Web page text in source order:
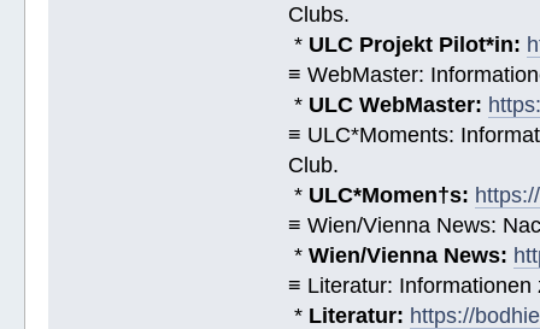
Clubs.
* ULC Projekt Pilot*in:
≡ WebMaster:
* ULC WebMaster:
≡ ULC*Moments:
Club.
* ULC*Momen†s:
≡ Wien/Vienna News:
*Wien/Vienna News:
≡ Literatur:
* Literatur: https://